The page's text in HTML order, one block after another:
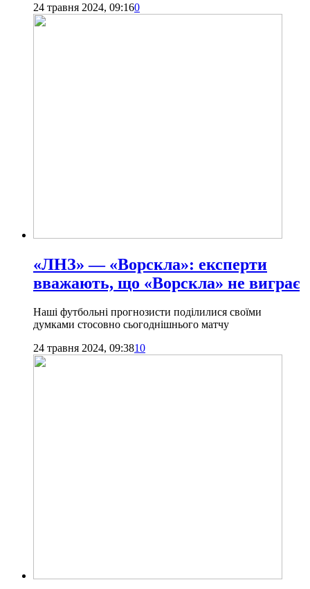
24 травня 2024, 09:160
«ЛНЗ» — «Ворскла»: експерти
вважають, що «Ворскла» не виграє
Наші футбольні прогнозисти поділилися своїми
думками стосовно сьогоднішнього матчу
24 травня 2024, 09:3810